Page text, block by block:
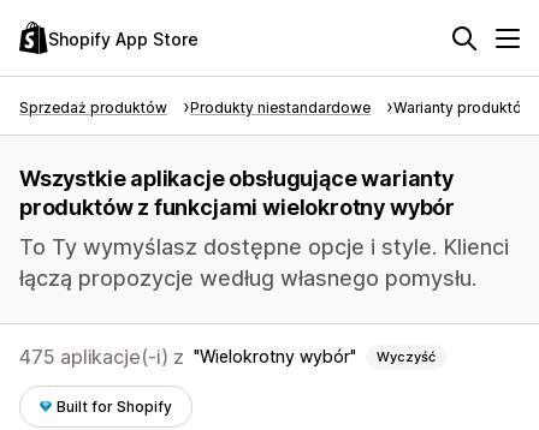
Shopify App Store
Sprzedaż produktów Produkty niestandardowe Warianty produktów
Wszystkie aplikacje obsługujące warianty
produktów z funkcjami wielokrotny wybór
To Ty wymyślasz dostępne opcje i style. Klienci
łączą propozycje według własnego pomysłu.
475 aplikacje(-i) z Wielokrotny wybór Wyczyść
Built for Shopify